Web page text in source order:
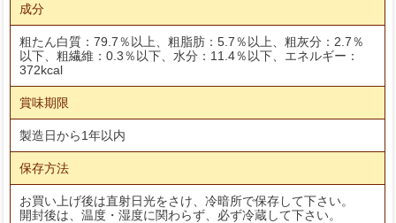
成分
粗たん白質：79.7％以上、粗脂肪：5.7％以上、粗灰分：2.7％
以下、粗繊維：0.3％以下、水分：11.4％以下、エネルギー：
372kcal
賞味期限
製造日から1年以内
保存方法
お買い上げ後は直射日光をさけ、冷暗所で保存して下さい。
開封後は、温度・湿度に関わらず、必ず冷蔵して下さい。